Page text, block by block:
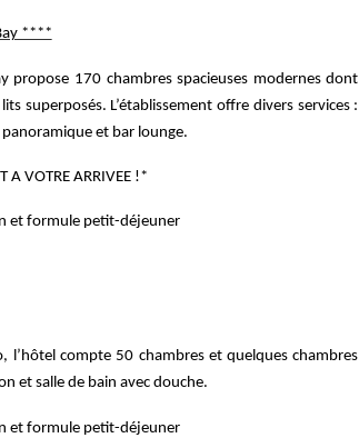
****
propose 170 chambresspacieuses modernes dont
lits superposés. L’établissement offre divers services :
et bar lounge.
A VOTRE ARRIVEE !*
et formule petit-déjeuner
l’hôtel compte 50 chambres et quelques chambres
et salle de bain avec douche.
et formule petit-déjeuner